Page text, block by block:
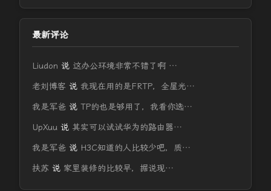
最新评论
Liudon 说 这办公环境非常不错了啊 …
老刘博客 说 我现在用的是FRTP，全屋光…
我是军爸 说 TP的也是够用了，我看你选…
UpXuu 说 其实可以试试华为的路由器…
我是军爸 说 H3C知道的人比较少吧，质…
扶苏 说 家里装修的比较早，据说现…